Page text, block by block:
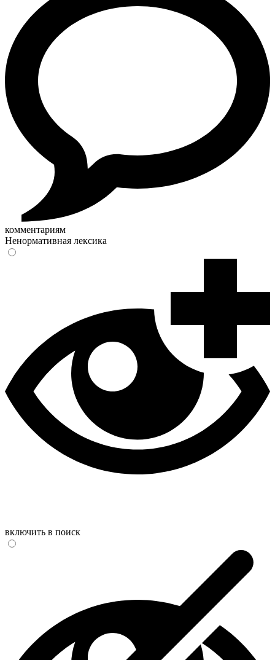
комментариям
Ненормативная лексика
включить в поиск